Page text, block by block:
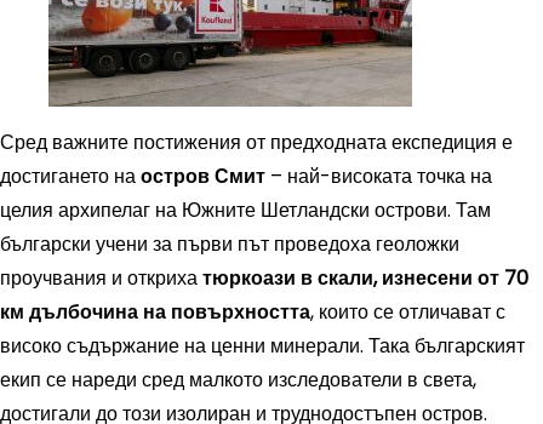
Сред важните постижения от предходната експедиция е
достигането наостров Смит – най-високата точка на
целия архипелаг на Южните Шетландски острови. Там
български учени за първи път проведоха геоложки
проучвания и открихатюркоази в скали, изнесени от 70
км дълбочина на повърхността, които се отличават с
високо съдържание на ценни минерали. Така българският
екип се нареди сред малкото изследователи в света,
достигали до този изолиран и труднодостъпен остров.